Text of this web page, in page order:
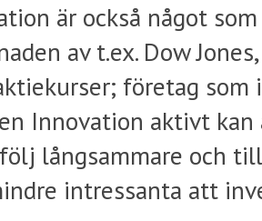
är också något
av t.ex. Dow
företag
Innovation aktivt
långsammare och
intressanta att